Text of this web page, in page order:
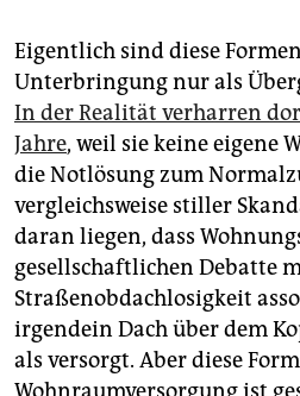
Eigentlich sind diese
Unterbringung nur als
In der Realität verharren
Jahre, weil sie keine eigene
die Notlösung zum
vergleichsweise stiller
daran liegen, dass
gesellschaftlichen Debatte
Straßenobdachlosigkeit
irgendein Dach über dem
als versorgt. Aber diese